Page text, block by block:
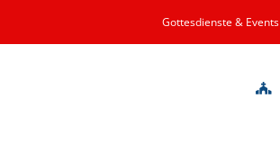
Gottesdienste & Events